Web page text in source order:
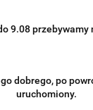
9.08 przebywamy
dobrego, po
uruchomiony.